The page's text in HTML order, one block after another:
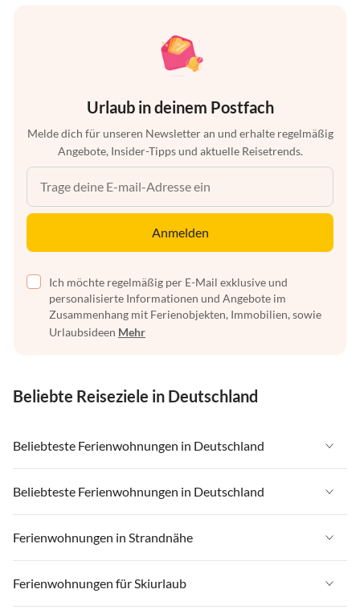
Urlaub in deinem Postfach
Melde dich für unseren Newsletter an und erhalte regelmäßig
Angebote, Insider-Tipps und aktuelle Reisetrends.
Anmelden
Ich möchte regelmäßig per E-Mail exklusive und
personalisierte Informationen und Angebote im
Zusammenhang mit Ferienobjekten, Immobilien, sowie
Urlaubsideen Mehr
Beliebte Reiseziele in Deutschland
Beliebteste Ferienwohnungen in Deutschland
Ferienwohnungen in Deutschland
Ferienwohnungen in Ostsee
Ferienwohnungen in Nordsee
Ferienwohnungen in Mecklenburg-Vorpommern
Beliebteste Ferienwohnungen in Deutschland
Ferienwohnungen in Deutschland
Ferienwohnungen in Ostsee
Ferienwohnungen in Nordsee
Ferienwohnungen in Strandnähe
Ferienwohnungen in Strandnähe in Deutschland
Ferienwohnungen für Skiurlaub